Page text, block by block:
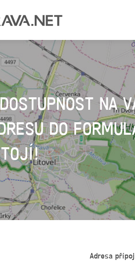
NA
DO
Adresa